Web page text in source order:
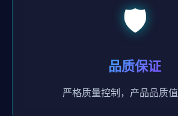
🛡️
品质保证
严格质量控制，产品品质